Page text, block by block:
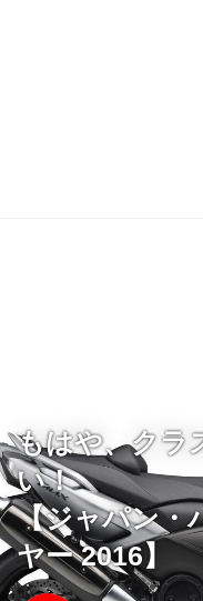
もはや、クラ
い！
【ジャパン・
ヤー 2016】